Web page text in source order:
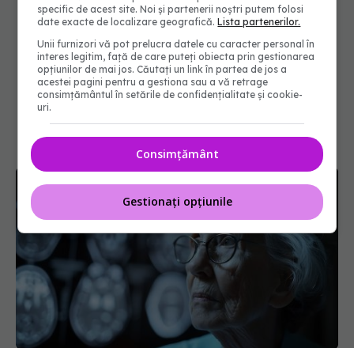
specific de acest site. Noi și partenerii noștri putem folosi
date exacte de localizare geografică.Lista partenerilor.
Unii furnizori vă pot prelucra datele cu caracter personal în
interes legitim, față de care puteți obiecta prin gestionarea
opțiunilor de mai jos. Căutați un link în partea de jos a
acestei pagini pentru a gestiona sau a vă retrage
consimțământul în setările de confidențialitate și cookie-
uri.
Consimțământ
Gestionați opțiunile